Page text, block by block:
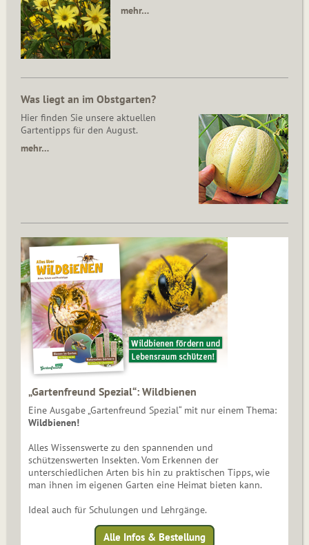
mehr…
Was liegt an im Obstgarten?
Hier finden Sie unsere aktuellen
Gartentipps für den August.
mehr…
„Gartenfreund Spezial“: Wildbienen
Eine Ausgabe „Gartenfreund Spezial“ mit nur einem Thema:
Wildbienen!
Alles Wissenswerte zu den spannenden und
schützenswerten Insekten. Vom Erkennen der
unterschiedlichen Arten bis hin zu praktischen Tipps, wie
man ihnen im eigenen Garten eine Heimat bieten kann.
Ideal auch für Schulungen und Lehrgänge.
Alle Infos & Bestellung